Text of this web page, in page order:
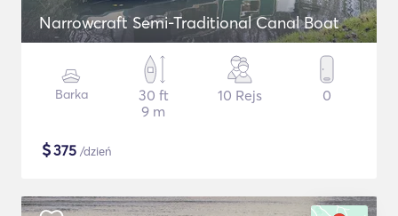
Narrowcraft Semi-Traditional Canal Boat
Barka
30 ft
9 m
10 Rejs 0
$375 /dzień